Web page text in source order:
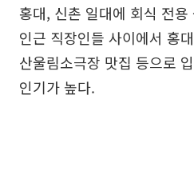
홍대, 신촌 일대에 회식 전
인근 직장인들 사이에서 홍
산울림소극장 맛집 등으로
인기가 높다.